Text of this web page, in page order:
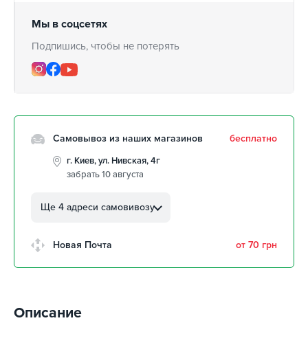
Мы в соцсетях
Подпишись, чтобы не потерять
Самовывоз из наших магазинов бесплатно
г. Киев, ул. Нивская, 4г
забрать 10 августа
Автолюбителей, 8а
авторынок
г. Киев, ул. Остафия
Ще 4 адреси самовивозу
Новая Почта от 70 грн
Описание